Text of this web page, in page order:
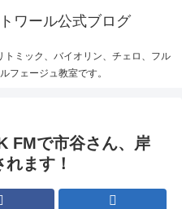
ミック、バイオリン、チェロ、フル
フェージュ教室です。
FMで市谷さん、岸
ます！